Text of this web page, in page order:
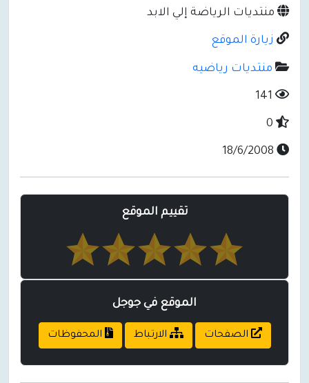
منتديات الرياضة إلي الابد
زيارة الموقع
منتديات رياضيه
تقييم الموقع
الموقع في جوجل
الصفحات الارتباط المحفوظات